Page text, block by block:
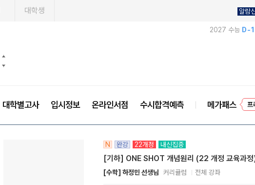
대학생 알람
2027 수능 D-
대학별고사 입시정보 온라인서점 수시합격예측 메가패스
N 완강 22개정 내신집중
[기하] ONE SHOT 개념원리 (22 개정 교육과
[수학] 하정민 선생님 커리큘럼 전체 강좌